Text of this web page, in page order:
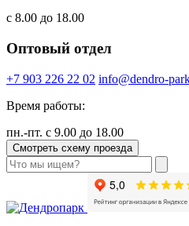
с 8.00 до 18.00
Оптовый отдел
+7 903 226 22 02 info@dendro-
Время работы:
пн.-пт. с 9.00 до 18.00
Смотреть схему проезда